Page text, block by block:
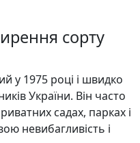
сорту
у 1975 році і швидко
України. Він часто
садах, парках і
невибагливість і